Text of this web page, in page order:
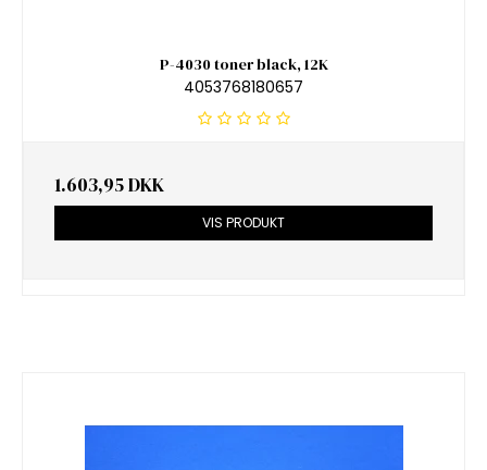
P-4030 toner black, 12K
4053768180657
1.603,95 DKK
VIS PRODUKT